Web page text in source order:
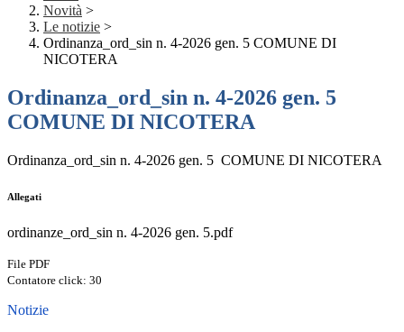
Novità >
Le notizie >
Ordinanza_ord_sin n. 4-2026 gen. 5 COMUNE DI
NICOTERA
Ordinanza_ord_sin n. 4-2026 gen. 5
COMUNE DI NICOTERA
Ordinanza_ord_sin n. 4-2026 gen. 5 COMUNE DI NICOTERA
Allegati
ordinanze_ord_sin n. 4-2026 gen. 5.pdf
File PDF
Contatore click: 30
Notizie